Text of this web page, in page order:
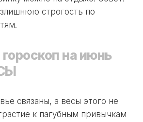
строгость по
на июнь
связаны, а весы этого не
к пагубным привычкам